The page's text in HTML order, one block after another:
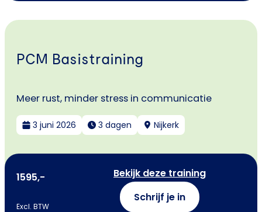
PCM Basistraining
Meer rust, minder stress in communicatie
3 juni 2026 3 dagen Nijkerk
1595,-
Excl. BTW
Bekijk deze training
Schrijf je in